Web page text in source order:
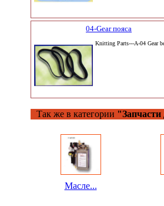
04-Gear пояса
Knitting Parts---A-04 Gear
Так же в категории
Масле...